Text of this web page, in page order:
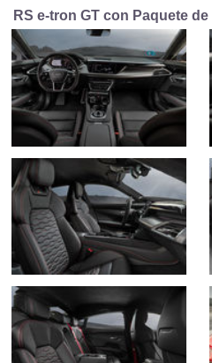
RS e-tron GT con Paquete